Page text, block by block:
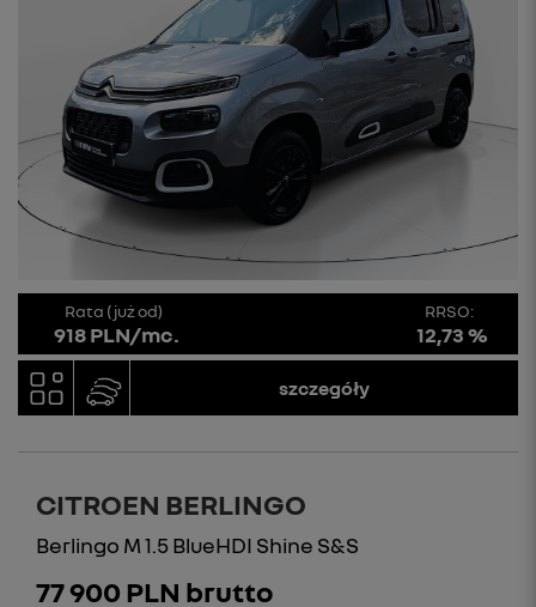
Rata (już od)
918 PLN/mc.
RRSO:
12,73 %
szczegóły
CITROEN BERLINGO
Berlingo M 1.5 BlueHDI Shine S&S
77 900 PLN brutto